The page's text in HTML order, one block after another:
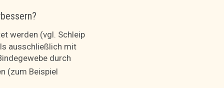
werden (vgl. Schleip
ausschließlich mit
durch
(zum Beispiel